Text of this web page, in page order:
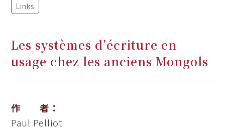
Links
Les systèmes d’écriture en
usage chez les anciens Mongols
作 者：
Paul Pelliot